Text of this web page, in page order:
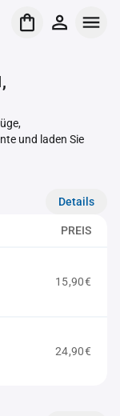
und laden Sie
Details
PREIS
15,90€
24,90€